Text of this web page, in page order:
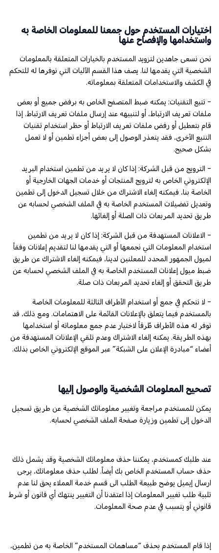
اختيارات المستخدم حول جمعنا للمعلومات الخاصة به
واستخدامها والإفصاح عنها
نحن نسعى جاهدين لتزويد المستخدم بالخيارات المتعلقة بالمعلومات
الشخصية التي يقدمها لنا. يصف هذا القسم الآليات التي نوفرها له للتحكم
في الكشف والاستخدامات المتعلقة بمعلوماته.
- تتبع التقنيات: يمكنه ضبط المتصفح الخاص به برفض جميع أو بعض
ملفات تعريف الارتباط، أو لتنبيهه عند إرسال ملفات تعريف الارتباط. إذا
قام بتعطيل أو رفض ملفات تعريف الارتباط أو حظر استخدام تقنيات
التتبع الأخرى، فقد يتعذر الوصول إلى بعض أجزاء تطمين أو لا تعمل
بشكل صحيح.
- الترويج من قبل الشركة: إذا كان لا يريد من تطمين استخدام البريد
الإلكتروني الخاص به لترويج المنتجات أو خدمات الجهات الخارجية أو
الخاصة بنا، فيمكنه إلغاء الاشتراك من خلال تسجيل الدخول إلى تطمين
وتعديل تفضيلات المستخدم الخاصة به في الملف الشخصي لحسابه عن
طريق تحديد المربعات ذات الصلة أو إلغائها.
- الاعلانات المستهدفة من قبل الشركة: إذا كان لا يريد من تطمين
استخدام المعلومات التي نجمعها أو التي يقدمها لنا لتقديم إعلانات وفقاً
لميول الجمهور المحدد للمعلنين لدينا، فيمكنه إلغاء الاشتراك عن طريق
ضبط ميول إعلانات المستخدم الخاصة به في الملف الشخصي لحسابه عن
طريق التحقق أو إلغاء تحديد المربعات ذات صلة.
- لا نتحكم في جمع أو استخدام الأطراف الثالثة للمعلومات الخاصة
بالمستخدم فيما يتعلق بالإعلانات القائمة على الاهتمامات. ومع ذلك، قد
توفر له هذه الأطراف طُرقاً لاختيار عدم جمع معلوماته أو استخدامها
بهذه الطريقة. يمكنه إلغاء الاشتراك وعدم تلقي الإعلانات المستهدفة من
أعضاء “مبادرة الإعلان على الشبكة” عبر الموقع الإلكتروني الخاص بذلك.
تصحيح المعلومات الشخصية والوصول إليها
يمكن للمستخدم مراجعة وتغيير معلوماتك الشخصية عن طريق تسجيل
الدخول إلى تطمين وزيارة صفحة الملف الشخصي لحسابه.
عند طلبك كمستخدم، يمكننا حذف معلوماتك الشخصية وقد يشمل ذلك
حذف حساب المستخدم الخاص بك أيضاً. لطلب حذف معلوماتك، يرجى
ارسال إيميل يوضح طبيعة الطلب الى قسم خدمة العملاء يحق لنا عدم
تلبية طلب تغيير المعلومات إذا اعتقدنا أن التغيير ينتهك أي قانون أو شرط
قانوني أو يتسبب في عدم صحة المعلومات.
إذا قام المستخدم بحذف “مساهمات المستخدم” الخاصة به من تطمين،